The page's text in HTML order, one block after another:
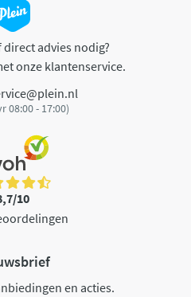
direct advies nodig?
onze klantenservice.
08:00 - 17:00)
10
en acties.